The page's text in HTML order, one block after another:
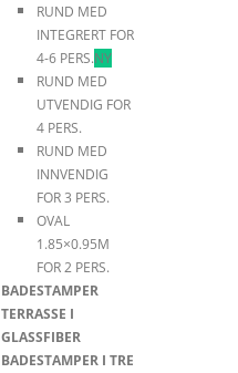
RUND MED
INTEGRERT FOR
4-6 PERS.NY
RUND MED
UTVENDIG FOR
4 PERS.
RUND MED
INNVENDIG
FOR 3 PERS.
OVAL
1.85×0.95M
FOR 2 PERS.
BADESTAMPER
TERRASSE I
GLASSFIBER
BADESTAMPER I TRE